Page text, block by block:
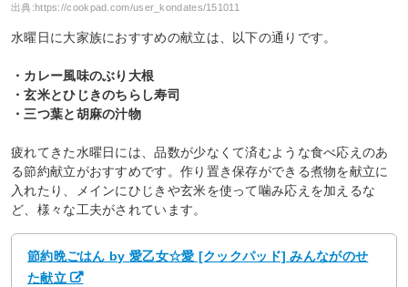
出典:https://cookpad.com/user_kondates/151011
水曜日に大家族におすすめの献立は、以下の通りです。
・カレー風味のぶり大根
・玄米とひじきのちらし寿司
・三つ葉と胡麻の汁物
疲れてきた水曜日には、品数が少なくて済むような食べ応えのあ
る節約献立がおすすめです。作り置き保存ができる煮物を献立に
入れたり、メインにひじきや玄米を使って噛み応えを加えるな
ど、様々な工夫がされています。
節約晩ごはん by 愛乙女☆愛 [クックパッド] みんながのせ
た献立